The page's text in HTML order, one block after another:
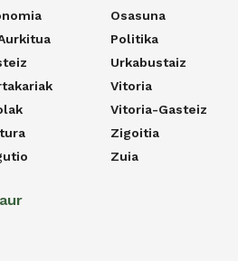
Osasuna
Politika
Urkabustaiz
Vitoria
Vitoria-Gasteiz
Zigoitia
Zuia